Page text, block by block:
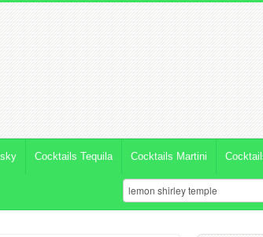
Cocktails Tequila Cocktails Martini